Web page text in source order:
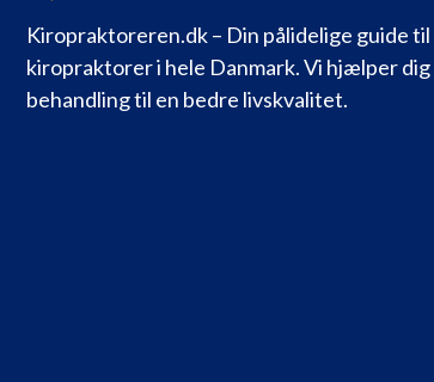
Kiropraktoreren.dk – Din pålidelige guide
kiropraktorer i hele Danmark. Vi hjælper
behandling til en bedre livskvalitet.